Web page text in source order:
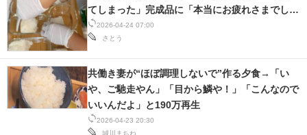
2026-04-24 07:00
さとう
てしまった」完成品に「本当にお疲れさまでし
た」
2026-04-23 20:30
城川まちね
共働き妻が“ほぼ調理しないで”作る夕食→「い
や、ご馳走やん」「目から鱗や！」「こんなので
いいんだよ」と190万再生